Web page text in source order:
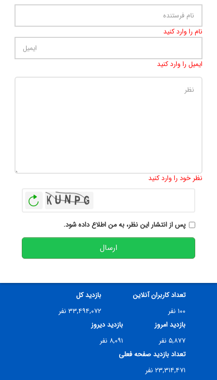
نام را وارد کنید
ایمیل را وارد کنید
نظر خود را وارد کنید
پس از انتشار این نظر، به من اطلاع داده شود.
ارسال
تعداد کاربران آنلاین
۱۰۰ نفر
بازدید کل
۳۳,۴۹۴,۰۷۲ نفر
بازدید امروز
۵,۸۷۷ نفر
بازدید دیروز
۸,۰۹۱ نفر
تعداد بازدید صفحه فعلی
۲۳,۳۱۴,۴۷۱ نفر